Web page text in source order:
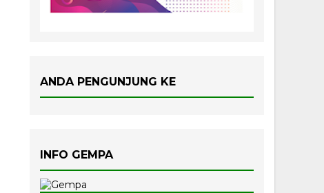
ANDA PENGUNJUNG KE
INFO GEMPA